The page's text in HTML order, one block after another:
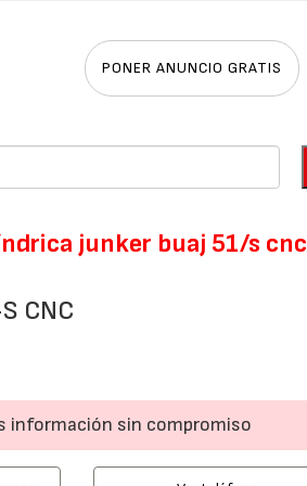
PONER ANUNCIO GRATIS
junker buaj 51/s cnc
CNC
información sin compromiso